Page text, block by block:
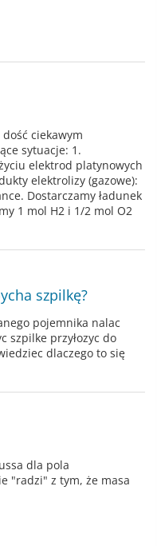
ciekawym
sytuacje: 1.
elektrod platynowych
elektrolizy (gazowe):
Dostarczamy ładunek
1 mol H2 i 1/2 mol O2
szpilkę?
pojemnika nalac
szpilke przyłozyc do
dlaczego to się
dla pola
"radzi" z tym, że masa